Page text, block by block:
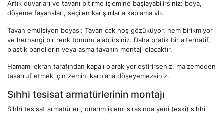
Artık duvarları ve tavanı bitirme işlemine başlayabilirsiniz: boya,
döşeme fayansları, seçilen karışımlarla kaplama vb.
Tavan emülsiyon boyası: Tavan çok hoş gözüküyor, nem birikmiyor
ve herhangi bir renk tonunu alabilirsiniz. Daha pratik bir alternatif,
plastik panellerin veya asma tavanın montajı olacaktır.
Hamamı ekran tarafından kapalı olarak yerleştirirseniz, malzemeden
tasarruf etmek için zemini karolarla döşeyemezsiniz.
Sıhhi tesisat armatürlerinin montajı
Sıhhi tesisat armatürleri, onarım işlemi sırasında yeni (eski) sıhhi